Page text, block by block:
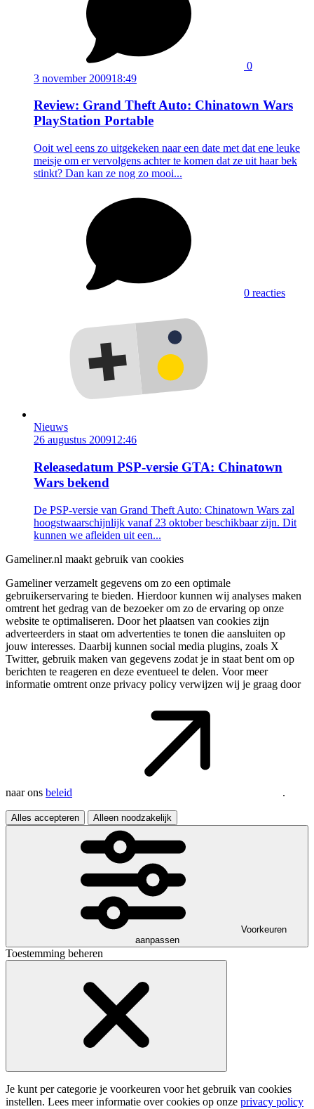
0
3 november 200918:49
Review: Grand Theft Auto: Chinatown Wars
PlayStation Portable
Ooit wel eens zo uitgekeken naar een date met dat ene leuke
meisje om er vervolgens achter te komen dat ze uit haar bek
stinkt? Dan kan ze nog zo mooi...
0 reacties
Nieuws
26 augustus 200912:46
Releasedatum PSP-versie GTA: Chinatown
Wars bekend
De PSP-versie van Grand Theft Auto: Chinatown Wars zal
hoogstwaarschijnlijk vanaf 23 oktober beschikbaar zijn. Dit
kunnen we afleiden uit een...
Gameliner.nl maakt gebruik van cookies
Gameliner verzamelt gegevens om zo een optimale
gebruikerservaring te bieden. Hierdoor kunnen wij analyses maken
omtrent het gedrag van de bezoeker om zo de ervaring op onze
website te optimaliseren. Door het plaatsen van cookies zijn
adverteerders in staat om advertenties te tonen die aansluiten op
jouw interesses. Daarbij kunnen social media plugins, zoals X
Twitter, gebruik maken van gegevens zodat je in staat bent om op
berichten te reageren en deze eventueel te delen. Voor meer
informatie omtrent onze privacy policy verwijzen wij je graag door
naar ons beleid .
Alles accepteren Alleen noodzakelijk
Voorkeuren
aanpassen
Toestemming beheren
Je kunt per categorie je voorkeuren voor het gebruik van cookies
instellen. Lees meer informatie over cookies op onze privacy policy